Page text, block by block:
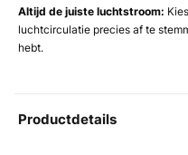
Altijd de juiste luchtstroom:
luchtcirculatie precies af te
hebt.
Productdetails